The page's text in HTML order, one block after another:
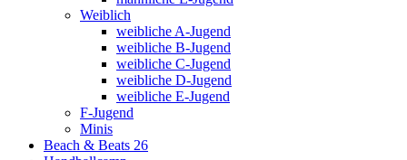
Weiblich
weibliche A-Jugend
weibliche B-Jugend
weibliche C-Jugend
weibliche D-Jugend
weibliche E-Jugend
F-Jugend
Minis
Beach & Beats 26